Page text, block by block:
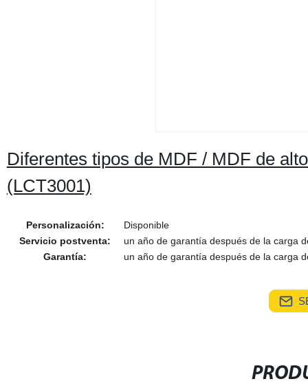
Diferentes tipos de MDF / MDF de
(LCT3001)
Personalización:
Disponible
Servicio postventa:
un año de garantía después de la carga
Garantía:
un año de garantía después de la carga